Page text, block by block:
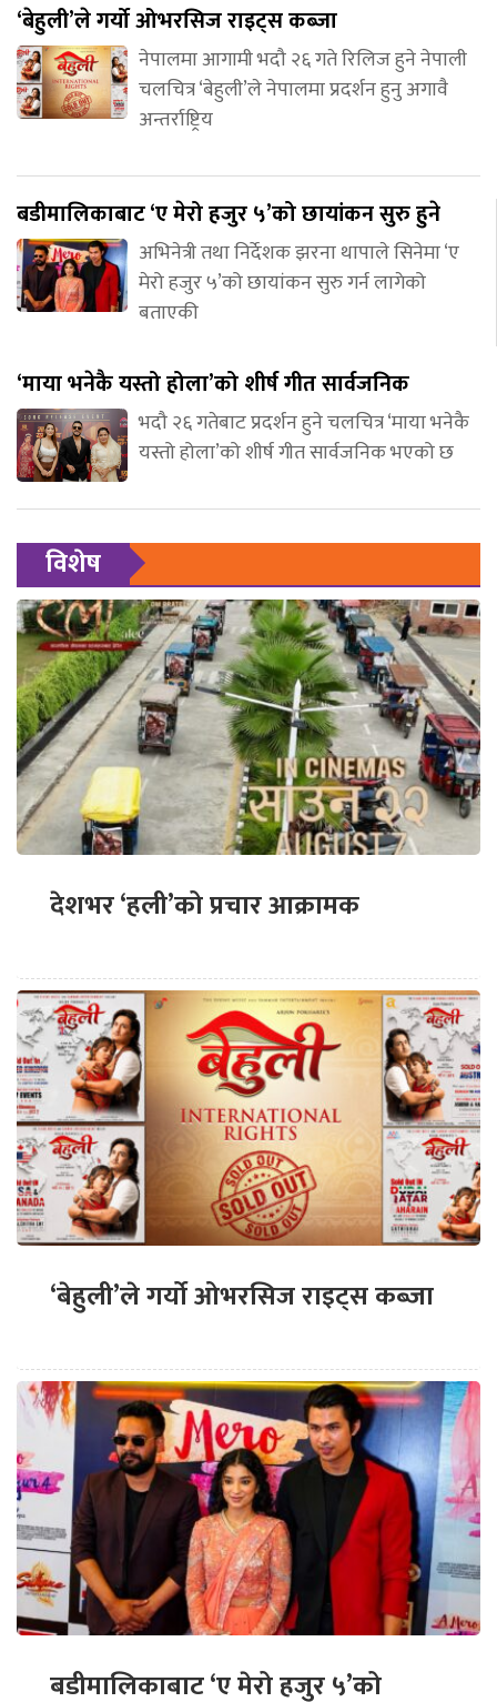
‘बेहुली’ले गर्यो ओभरसिज राइट्स कब्जा
नेपालमा आगामी भदौ २६ गते रिलिज हुने नेपाली
चलचित्र ‘बेहुली’ले नेपालमा प्रदर्शन हुनु अगावै
अन्तर्राष्ट्रिय
बडीमालिकाबाट ‘ए मेरो हजुर ५’को छायांकन सुरु हुने
अभिनेत्री तथा निर्देशक झरना थापाले सिनेमा ‘ए
मेरो हजुर ५’को छायांकन सुरु गर्न लागेको
बताएकी
‘माया भनेकै यस्तो होला’को शीर्ष गीत सार्वजनिक
भदौ २६ गतेबाट प्रदर्शन हुने चलचित्र ‘माया भनेकै
यस्तो होला’को शीर्ष गीत सार्वजनिक भएको छ
विशेष
देशभर ‘हली’को प्रचार आक्रामक
‘बेहुली’ले गर्यो ओभरसिज राइट्स कब्जा
बडीमालिकाबाट ‘ए मेरो हजुर ५’को